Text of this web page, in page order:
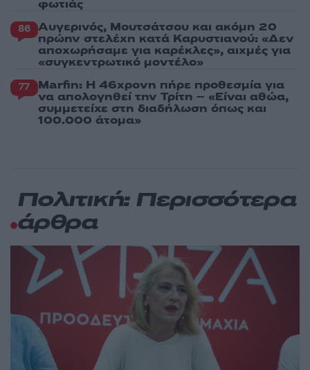
φωτιάς
86 Αυγερινός, Μουτσάτσου και ακόμη 20
πρώην στελέχη κατά Καρυστιανού: «Δεν
αποχωρήσαμε για καρέκλες», αιχμές για
«συγκεντρωτικό μοντέλο»
77 Marfin: Η 46χρονη πήρε προθεσμία για
να απολογηθεί την Τρίτη – «Είναι αθώα,
συμμετείχε στη διαδήλωση όπως και
100.000 άτομα»
Πολιτική: Περισσότερα
άρθρα